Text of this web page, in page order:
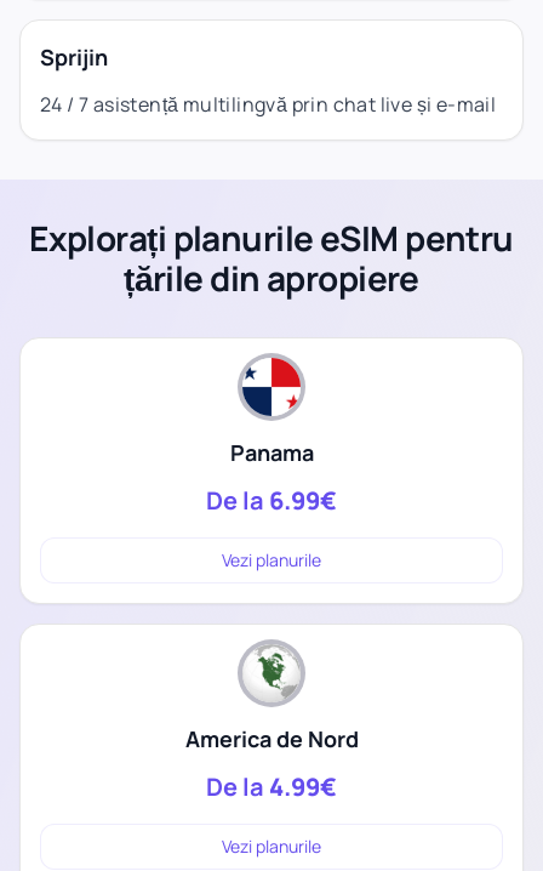
Sprijin
24 / 7 asistență multilingvă prin chat live și e-mail
Explorați planurile eSIM pentru
țările din apropiere
Panama
De la 6.99€
Vezi planurile
America de Nord
De la 4.99€
Vezi planurile